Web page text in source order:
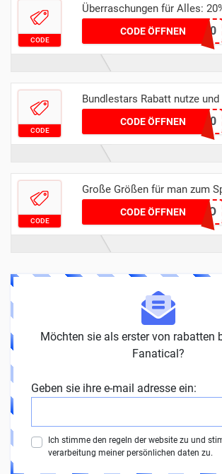
CODE
Überraschungen für Alles:
CODE ÖFFNEN
BITDEFENDER20
CODE
Bundlestars Rabatt nutze
CODE ÖFFNEN
TR3AT4Y0U30
CODE
Große Größen für man zum
CODE ÖFFNENHEREWEGO
Möchten sie als erster von rabatten
Fanatical?
Geben sie ihre e-mail adresse ein:
Ich stimme den regeln der website zu und
verarbeitung meiner persönlichen daten zu.